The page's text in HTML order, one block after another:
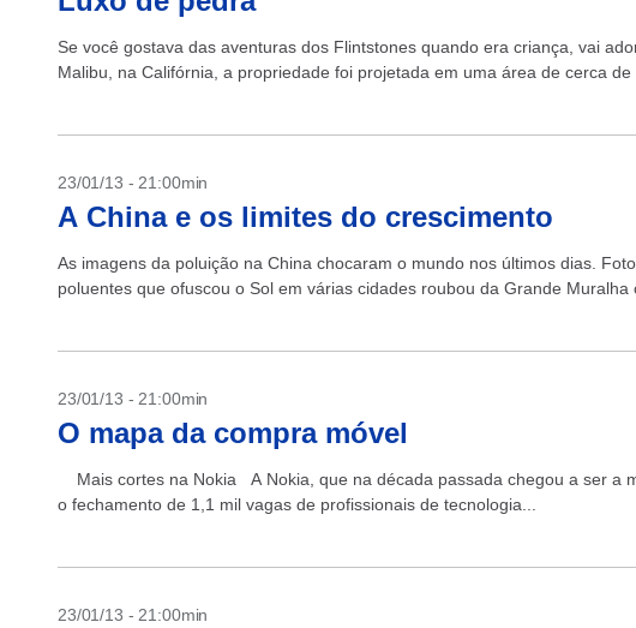
Se você gostava das aventuras dos Flintstones quando era criança, vai
Malibu, na Califórnia, a propriedade foi projetada em uma área de cerca de
23/01/13 - 21:00min
A China e os limites do crescimento
As imagens da poluição na China chocaram o mundo nos últimos dias.
poluentes que ofuscou o Sol em várias cidades roubou da Grande Muralha
23/01/13 - 21:00min
O mapa da compra móvel
Mais cortes na Nokia A Nokia, que na década passada chegou a ser a
o fechamento de 1,1 mil vagas de profissionais de tecnologia...
23/01/13 - 21:00min